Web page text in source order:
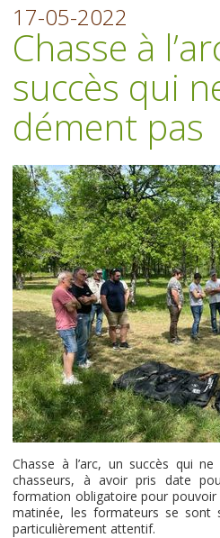
17-05-2022
Chasse à
succès qui
dément pas
Chasse à l’arc, un succès qui
chasseurs, à avoir pris date
formation obligatoire pour pouvoir
matinée, les formateurs se sont
particulièrement attentif.